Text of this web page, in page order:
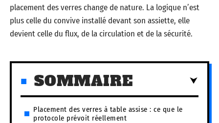
placement des verres change de nature. La logique n’est
plus celle du convive installé devant son assiette, elle
devient celle du flux, de la circulation et de la sécurité.
SOMMAIRE
Placement des verres à table assise : ce que le
protocole prévoit réellement